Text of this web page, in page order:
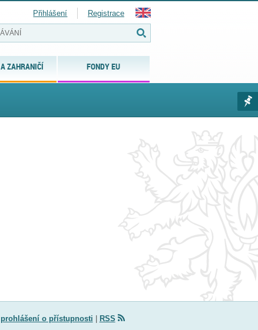
ZAHRANIČÍ FONDY EU
Přihlášení Registrace
prohlášení o přístupnosti RSS